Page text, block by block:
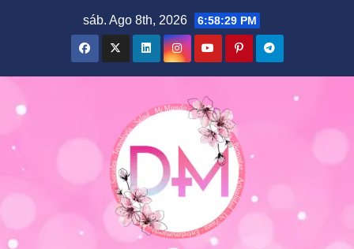
sáb. Ago 8th, 2026 6:58:30 PM